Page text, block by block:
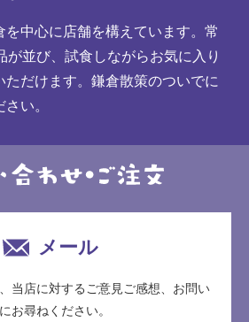
を中心に店舗を構えています。常
が並び、試食しながらお気に入り
ただけます。鎌倉散策のついでに
い。
メール
当店に対するご意見ご感想、お問い
お尋ねください。